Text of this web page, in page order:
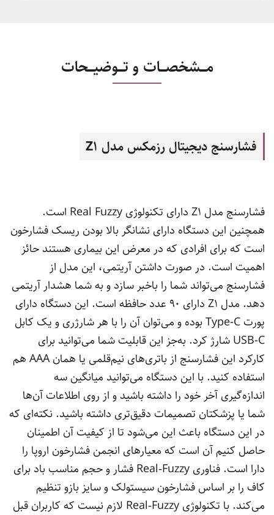
مـــشخصـــات و تـــوضیـــحات
فشارسنج دیجیتال رزمکس مدل Z1
فشارسنج مدل Z1 دارای تکنولوژی Real Fuzzy است.
همچنین این دستگاه دارای نشانگر بالا بودن ریسک فشارخون
است که برای افرادی که در معرض این بیماری هستند حائز
اهمیت است. در صورت داشتن آریتمی، این مدل از
فشارسنج می‌تواند شما را باخبر سازد و به شما هشدار آریتمی
دهد. مدل Z1 دارای 90 عدد حافظه است. این دستگاه دارای
پورت Type-C بوده و می‌توان آن را با هر شارژری و یک کابل
USB-C شارژ کرد. به‌جز این قابلیت شما می‌توانید برای
کارکرد این فشارسنج از باتری‌های نیم‌قلمی یا همان AAA هم
استفاده کنید. با این دستگاه می‌توانید میانگین سه
اندازه‌گیری آخر خود را داشته باشید و از روی اطلاعات آن‌ها
شما یا پزشکتان تصمیمات دقیق‌تری داشته باشید. نکته‌ای که
در این دستگاه باعث این می‌شود تا از کیفیت آن اطمینان
حاصل کنیم آن است که معیارهای انجمن فشارخون اروپا را
دارا است. فناوری Real‐Fuzzy فشار و حجم مناسب باد برای
کاف را بر اساس فشارخون سیستولک و سایز بازو تنظیم
می‌کند. با تکنولوژی Real‐Fuzzy لازم نیست که کاربران قبل